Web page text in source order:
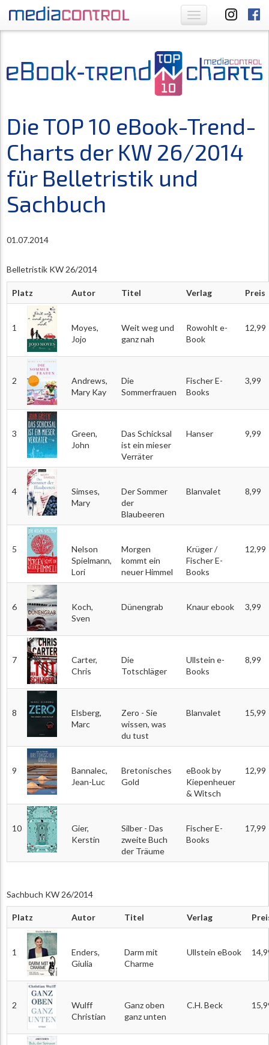
Toggle
navigation
Die TOP 10 eBook-Trend-
Charts der KW 26/2014
für Belletristik und
Sachbuch
01.07.2014
Belletristik KW 26/2014
Platz Autor Titel Verlag Preis
1
Moyes,
Jojo
Weit weg und
ganz nah
Rowohlt e-
Book
12,99
2
Andrews,
Mary Kay
Die
Sommerfrauen
Fischer E-
Books
3,99
3
Green,
John
Das Schicksal
ist ein mieser
Verräter
Hanser 9,99
4
Simses,
Mary
Der Sommer
der
Blaubeeren
Blanvalet 8,99
5
Nelson
Spielmann,
Lori
Morgen
kommt ein
neuer Himmel
Krüger /
Fischer E-
Books
12,99
6
Koch,
Sven
Dünengrab Knaur ebook 3,99
7
Carter,
Chris
Die
Totschläger
Ullstein e-
Books
8,99
8
Elsberg,
Marc
Zero - Sie
wissen, was
du tust
Blanvalet 15,99
9
Bannalec,
Jean-Luc
Bretonisches
Gold
eBook by
Kiepenheuer
& Witsch
12,99
10
Gier,
Kerstin
Silber - Das
zweite Buch
der Träume
Fischer E-
Books
17,99
Sachbuch KW 26/2014
Platz Autor Titel Verlag
1
Enders,
Giulia
Darm mit
Charme
Ullstein eBook
2
Wulff
Christian
Ganz oben
ganz unten
C.H. Beck